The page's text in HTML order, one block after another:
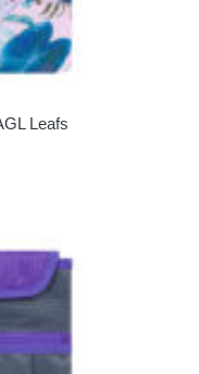
Leafs